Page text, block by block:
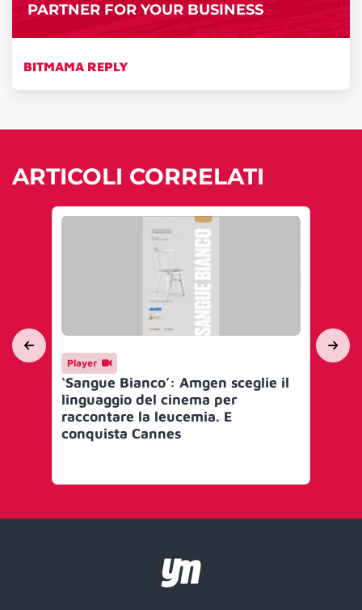
PARTNER FOR YOUR BUSINESS
BITMAMA REPLY
ARTICOLI CORRELATI
Player
‘Sangue Bianco’: Amgen sceglie il
linguaggio del cinema per
raccontare la leucemia. E
conquista Cannes